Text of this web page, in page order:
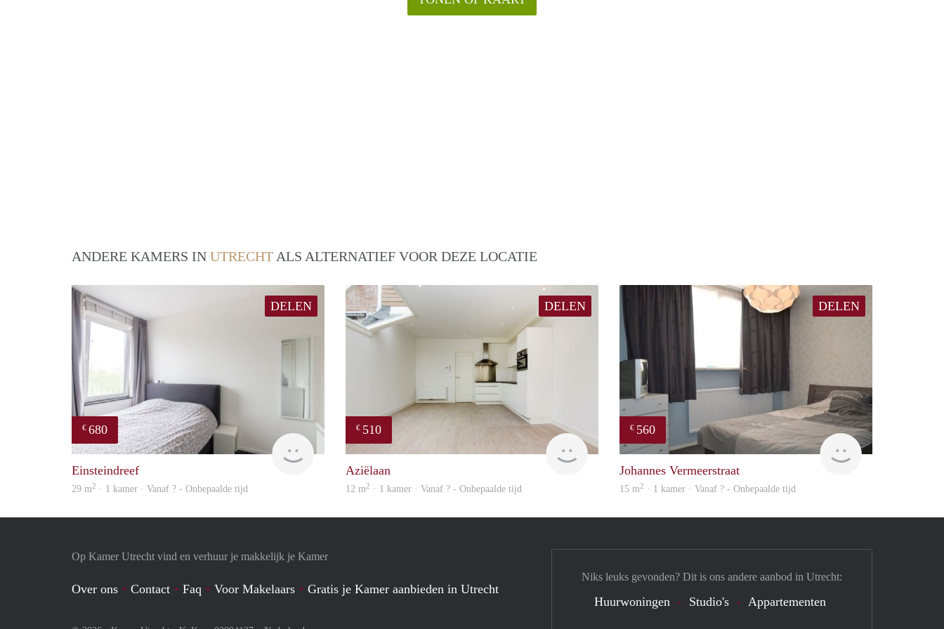
ANDERE KAMERS IN UTRECHT ALS ALTERNATIEF VOOR DEZE LOCATIE
DELEN
€ 680
Einsteindreef
29 m2 · 1 kamer · Vanaf ? - Onbepaalde tijd
DELEN
€ 510
Aziëlaan
12 m2 · 1 kamer · Vanaf ? - Onbepaalde tijd
DELEN
€ 560
Woning
Johannes Vermeerstraat
15 m2 · 1 kamer · Vanaf ? - Onbepaalde tijd
Op Kamer Utrecht vind en verhuur je makkelijk je Kamer
Over ons Contact Faq Voor Makelaars Gratis je Kamer aanbieden in Utrecht
Niks leuks gevonden? Dit is ons andere aanbod in Utrecht:
Huurwoningen Studio's Appartementen